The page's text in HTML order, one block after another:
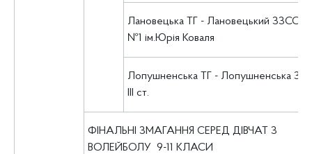
Лановецька ТГ - Лановецький ЗЗСО І-
№1 ім.Юрія Коваля
Лопушненська ТГ - Лопушненська
ІІІ ст.
ФІНАЛЬНІ ЗМАГАННЯ СЕРЕД ДІВЧАТ З
ВОЛЕЙБОЛУ 9-11 КЛАСИ